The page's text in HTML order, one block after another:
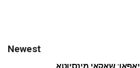
Newest